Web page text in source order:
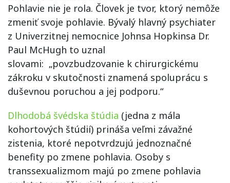
Pohlavie nie je rola. Človek je tvor, ktorý nemôže
zmeniť svoje pohlavie. Bývalý hlavný psychiater
z Univerzitnej nemocnice Johnsa Hopkinsa Dr.
Paul McHugh to uznal
slovami: „povzbudzovanie k chirurgickému
zákroku v skutočnosti znamená spoluprácu s
duševnou poruchou a jej podporu.“
Dlhodobá švédska štúdia (jedna z mála
kohortových štúdií) prináša veľmi závažné
zistenia, ktoré nepotvrdzujú jednoznačné
benefity po zmene pohlavia. Osoby s
transsexualizmom majú po zmene pohlavia